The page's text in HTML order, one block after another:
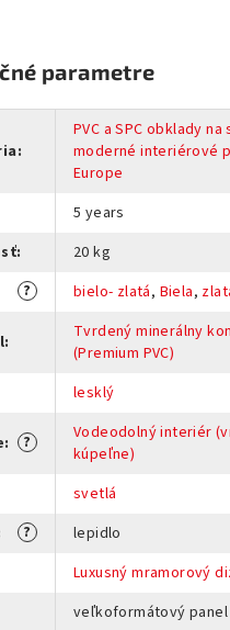
parametre
:
PVC a SPC obklady na
moderné interiérové
Europe
5 years
:
20 kg
?
bielo- zlatá, Biela,
:
Tvrdený minerálny
(Premium PVC)
lesklý
?
:
Vodeodolný interiér
kúpeľne)
svetlá
?
lepidlo
Luxusný mramorový
veľkoformátový panel